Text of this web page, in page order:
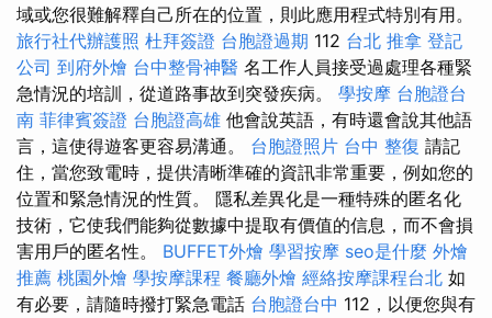
域或您很難解釋自己所在的位置，則此應用程式特別有用。
旅行社代辦護照 杜拜簽證 台胞證過期 112 台北 推拿 登記
公司 到府外燴 台中整骨神醫 名工作人員接受過處理各種緊
急情況的培訓，從道路事故到突發疾病。 學按摩 台胞證台
南 菲律賓簽證 台胞證高雄 他會說英語，有時還會說其他語
言，這使得遊客更容易溝通。 台胞證照片 台中 整復 請記
住，當您致電時，提供清晰準確的資訊非常重要，例如您的
位置和緊急情況的性質。 隱私差異化是一種特殊的匿名化
技術，它使我們能夠從數據中提取有價值的信息，而不會損
害用戶的匿名性。 BUFFET外燴 學習按摩 seo是什麼 外燴
推薦 桃園外燴 學按摩課程 餐廳外燴 經絡按摩課程台北 如
有必要，請隨時撥打緊急電話 台胞證台中 112，以便您與有